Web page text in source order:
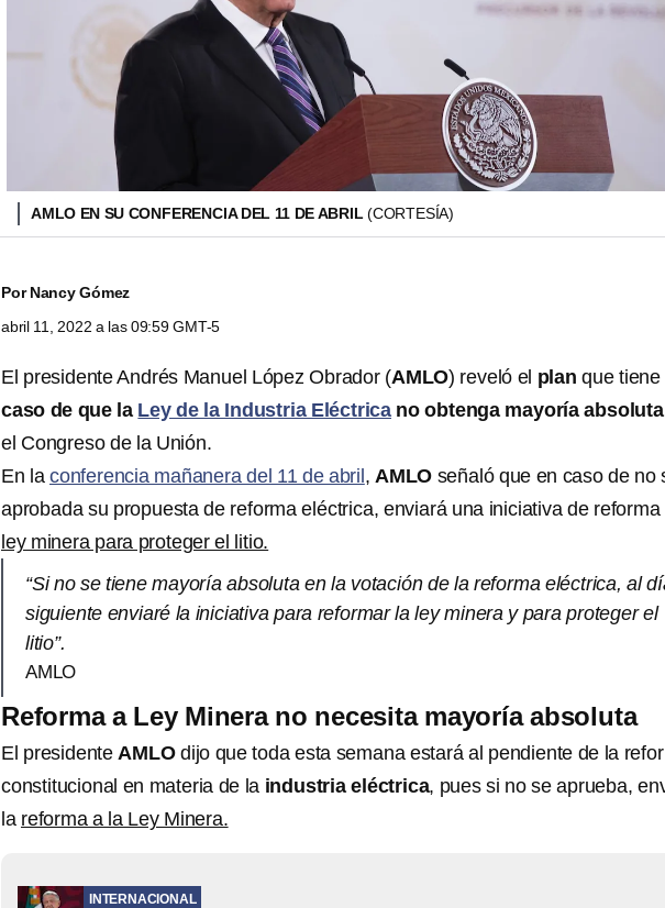
AMLO EN SU CONFERENCIA DEL 11 DE ABRIL (CORTESÍA)
PorNancy Gómez
abril 11, 2022 a las 09:59 GMT-5
El presidente Andrés Manuel López Obrador (AMLO) reveló el plan que tiene
caso de que la Ley de la Industria Eléctrica no obtenga mayoría
el Congreso de la Unión.
En la conferencia mañanera del 11 de abril ,AMLO señaló que en caso de no
aprobada su propuesta de reforma eléctrica, enviará una iniciativa de reforma
ley minera para proteger el litio.
“Si no se tiene mayoría absoluta en la votación de la reforma eléctrica, al
siguiente enviaré la iniciativa para reformar la ley minera y para proteger el
litio”.
AMLO
Reforma a Ley Minera no necesita mayoría absoluta
El presidenteAMLOdijo que toda esta semana estará al pendiente de la
constitucional en materia de la industria eléctrica, pues si no se aprueba,
la reforma a la Ley Minera.
INTERNACIONAL